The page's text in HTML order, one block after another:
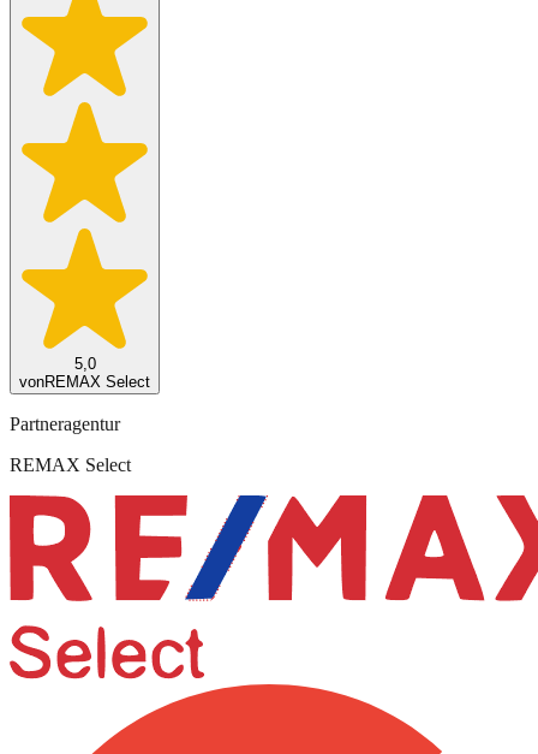
5,0
vonREMAX Select
Partneragentur
REMAX Select